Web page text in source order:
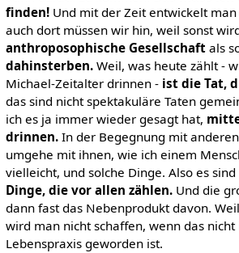
finden!Und mit der Zeit entwickelt man
auch dort müssen wir hin, weil sonst
anthroposophische Gesellschaftals
dahinsterben.Weil, was heute zählt -
Michael-Zeitalter drinnen - ist die Tat,
das sind nicht spektakuläre Taten
ich es ja immer wieder gesagt hat,
drinnen.In der Begegnung mit
umgehe mit ihnen, wie ich einem
vielleicht, und solche Dinge. Also es sind
Dinge, die vor allen zählen.Und die
dann fast das Nebenprodukt davon.
wird man nicht schaffen, wenn das nicht
Lebenspraxis geworden ist.